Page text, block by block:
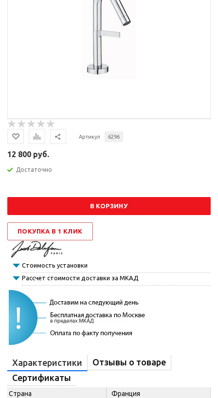
Артикул 6296
12 800 руб.
Достаточно
В КОРЗИНУ
ПОКУПКА В 1 КЛИК
Стоимость установки
Рассчет стоимости доставки за МКАД
Характеристики
Отзывы о товаре
Сертификаты
Страна
Франция